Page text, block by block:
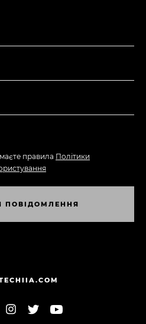
правила Політики
П ОВІ ДОМ Л ЕННЯ